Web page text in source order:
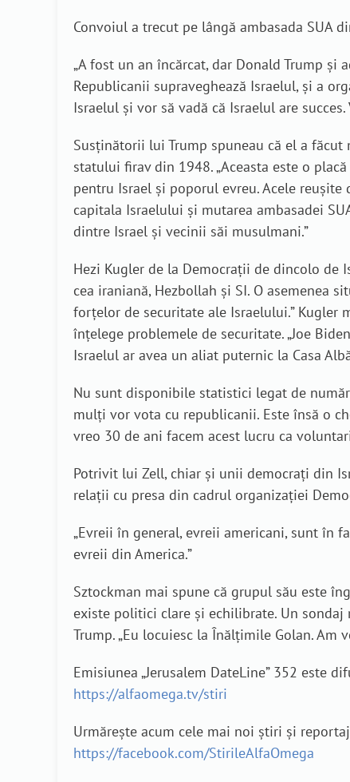
Convoiul a trecut pe lângă ambasada SUA
„A fost un an încărcat, dar Donald Trump
Republicanii supraveghează Israelul, și a
Israelul și vor să vadă că Israelul are
Susținătorii lui Trump spuneau că el a
statului firav din 1948. „Aceasta este o
pentru Israel și poporul evreu. Acele
capitala Israelului și mutarea ambasadei
dintre Israel și vecinii săi musulmani.”
Hezi Kugler de la Democrații de dincolo de
cea iraniană, Hezbollah și SI. O asemenea
forțelor de securitate ale Israelului.” Kugler
înțelege problemele de securitate. „Joe
Israelul ar avea un aliat puternic la Casa
Nu sunt disponibile statistici legat de
mulți vor vota cu republicanii. Este însă o
vreo 30 de ani facem acest lucru ca
Potrivit lui Zell, chiar și unii democrați din
relații cu presa din cadrul organizației
„Evreii în general, evreii americani, sunt în
evreii din America.”
Sztockman mai spune că grupul său este
existe politici clare și echilibrate. Un
Trump. „Eu locuiesc la Înălțimile Golan.
Emisiunea „Jerusalem DateLine” 352 este
https://alfaomega.tv/stiri
Urmărește acum cele mai noi știri și
https://facebook.com/StirileAlfaOmega